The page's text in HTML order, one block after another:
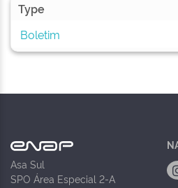
Type
Boletim
Asa Sul
SPO Área Especial 2-A